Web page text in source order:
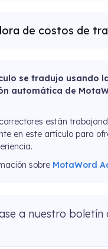
de costos de
se tradujo usando
automática de
están
en este artículo para
sobre MotaWord
a nuestro boletín